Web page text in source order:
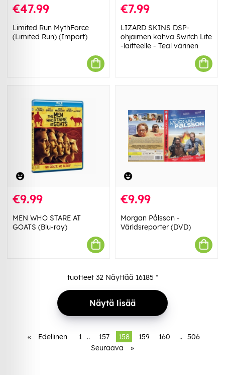
€47.99
Limited Run MythForce
(Limited Run) (Import)
€7.99
LIZARD SKINS DSP-
ohjaimen kahva Switch Lite
-laitteelle - Teal värinen
€9.99
MEN WHO STARE AT
GOATS (Blu-ray)
€9.99
Morgan Pålsson -
Världsreporter (DVD)
tuotteet 32Näyttää 16185 *
Näytä lisää
« Edellinen 1 .. 157 158 159 160 .. 506
Seuraava
»